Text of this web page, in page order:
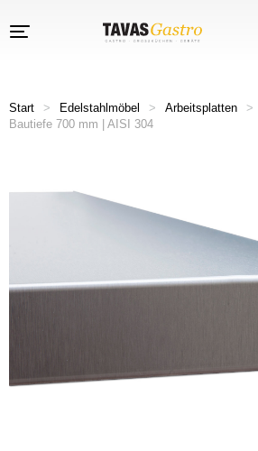
Start > Edelstahlmöbel > Arbeitsplatten >
Bautiefe 700 mm | AISI 304